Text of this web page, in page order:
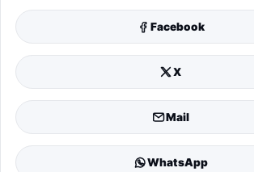
Facebook
X
Mail
WhatsApp